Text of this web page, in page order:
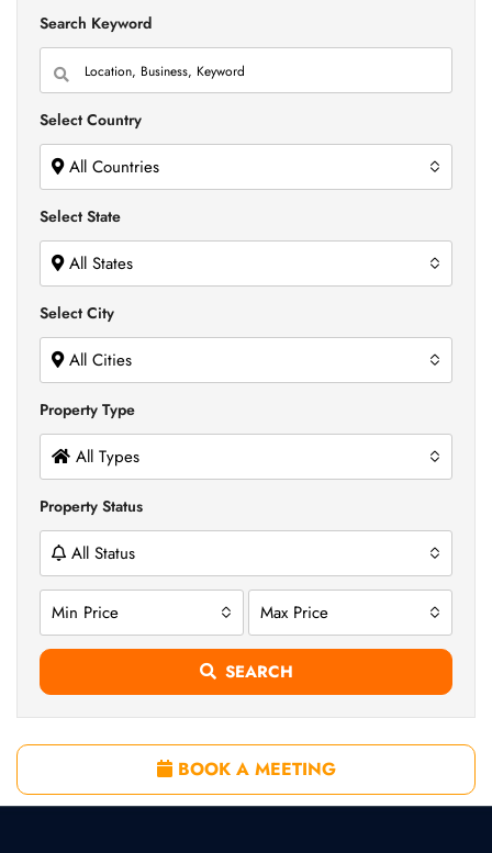
Search Keyword
Select Country
All Countries
Select State
All States
Select City
All Cities
Property Type
All Types
Property Status
All Status
Min Price Max Price
SEARCH
BOOK A MEETING